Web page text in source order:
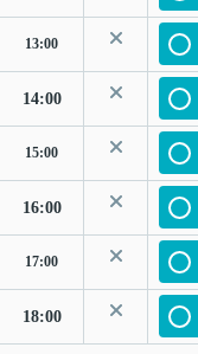
13:00
14:00
15:00
16:00
17:00
18:00